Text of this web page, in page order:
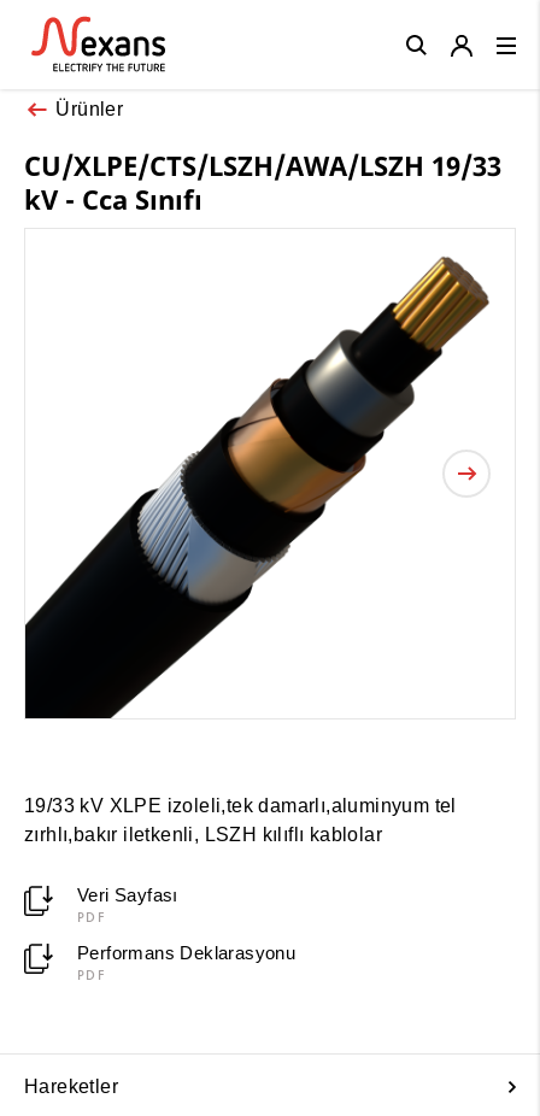
Ürünler
CU/XLPE/CTS/LSZH/AWA/LSZH 19/33
kV - Cca Sınıfı
19/33 kV XLPE izoleli,tek damarlı,aluminyum tel
zırhlı,bakır iletkenli, LSZH kılıflı kablolar
Veri Sayfası
PDF
Performans Deklarasyonu
PDF
Hareketler
Close